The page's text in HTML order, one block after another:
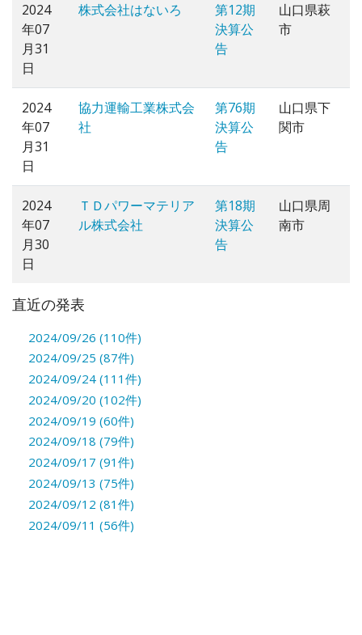
2024
年07
月31
日
株式会社はないろ
第12期
決算公
告
山口県萩
市
2024
年07
月31
日
協力運輸工業株式会
社
第76期
決算公
告
山口県下
関市
2024
年07
月30
日
ＴＤパワーマテリア
ル株式会社
第18期
決算公
告
山口県周
南市
直近の発表
2024/09/26 (110件)
2024/09/25 (87件)
2024/09/24 (111件)
2024/09/20 (102件)
2024/09/19 (60件)
2024/09/18 (79件)
2024/09/17 (91件)
2024/09/13 (75件)
2024/09/12 (81件)
2024/09/11 (56件)